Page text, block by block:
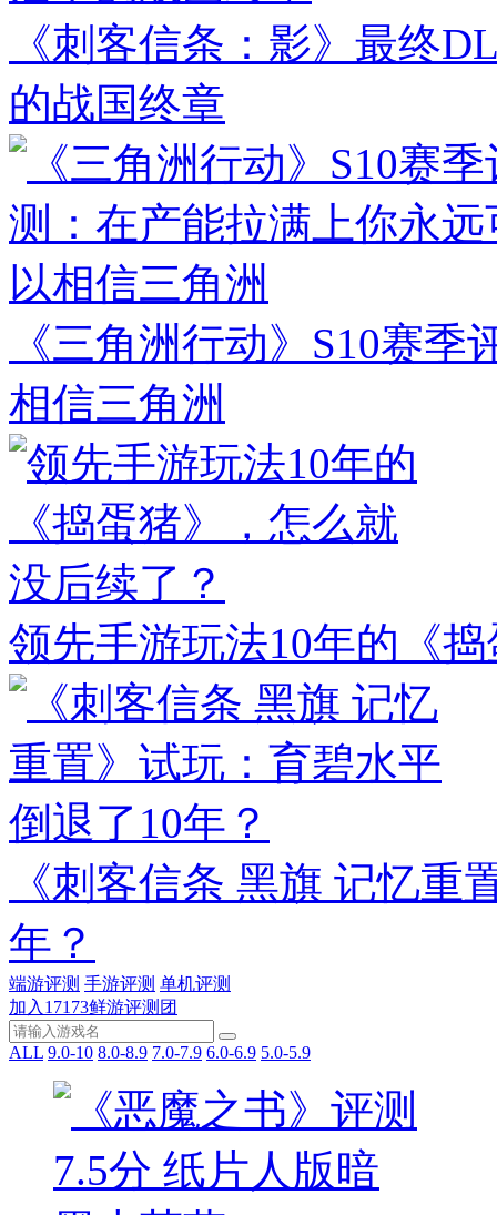
《刺客信条：影》最终
的战国终章
《三角洲行动》S10赛
相信三角洲
领先手游玩法10年的《
《刺客信条 黑旗 记忆重
年？
端游评测 手游评测 单机评测
加入17173鲜游评测团
ALL 9.0-10 8.0-8.9 7.0-7.9 6.0-6.9 5.0-5.9